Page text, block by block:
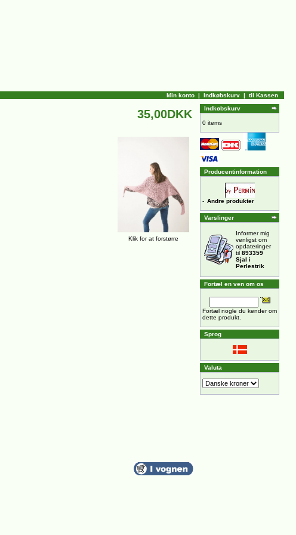
Min konto | Indkøbskurv | til Kassen
35,00DKK
Klik for at forstørre
Indkøbskurv
0 items
Producentinformation
- Andre produkter
Varslinger
Informer mig
venligst om
opdateringer
til 893359
Sjal i
Perlestrik
Fortæl en ven om os
Fortæl nogle du kender om
dette produkt.
Sprog
Valuta